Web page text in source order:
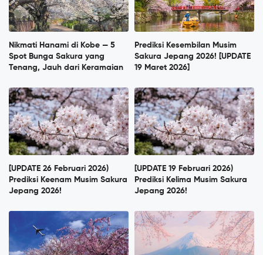
Nikmati Hanami di Kobe — 5
Spot Bunga Sakura yang
Tenang, Jauh dari Keramaian
Prediksi Kesembilan Musim
Sakura Jepang 2026! [UPDATE
19 Maret 2026]
[UPDATE 26 Februari 2026)
Prediksi Keenam Musim Sakura
Jepang 2026!
[UPDATE 19 Februari 2026)
Prediksi Kelima Musim Sakura
Jepang 2026!